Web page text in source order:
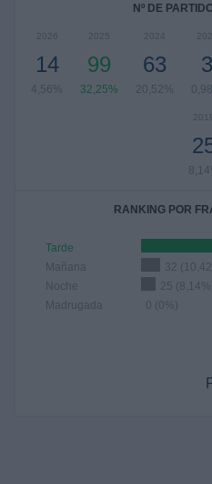
Nº DE
2026
14
4,56%
2025
99
32,25%
2024
63
20,52%
3
RANKING POR
Tarde
Mañana
32
Noche
25
Madrugada
0 (0%)